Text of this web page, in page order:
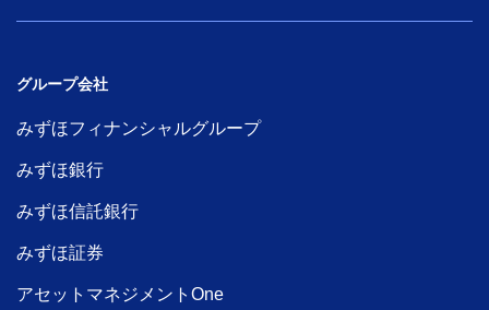
グループ会社
みずほフィナンシャルグループ
みずほ銀行
みずほ信託銀行
みずほ証券
アセットマネジメントOne